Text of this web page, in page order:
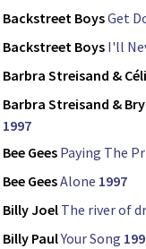
Backstreet BoysGet
Backstreet Boys I'll
Barbra Streisand &
Barbra Streisand &
1997
Bee Gees Paying The
Bee GeesAlone 1997
Billy Joel The river of
Billy PaulYour Song